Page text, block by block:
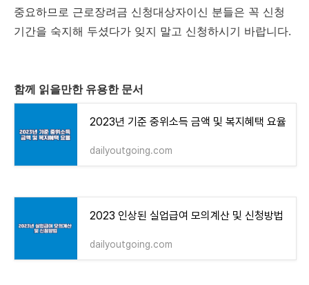
중요하므로 근로장려금 신청대상자이신 분들은 꼭 신청
기간을 숙지해 두셨다가 잊지 말고 신청하시기 바랍니다.
함께 읽을만한 유용한 문서
2023년 기준 중위소득 금액 및 복지혜택 요율
dailyoutgoing.com
2023 인상된 실업급여 모의계산 및 신청방법
dailyoutgoing.com